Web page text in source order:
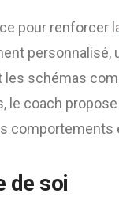
pour renforcer
schémas
le coach
comportements
de soi